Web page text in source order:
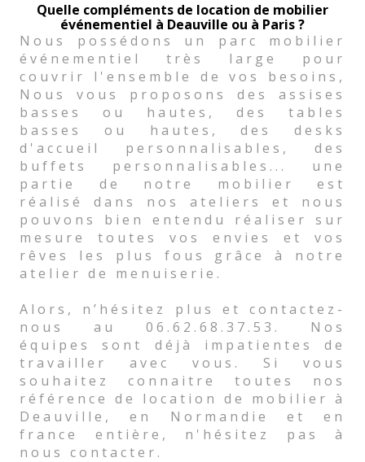
Quelle compléments de location de mobilier
événementiel à Deauville ou à Paris ?
Nous possédons un parc mobilier
événementiel très large pour
couvrir l'ensemble de vos besoins,
Nous vous proposons des assises
basses ou hautes, des tables
basses ou hautes, des desks
d'accueil personnalisables, des
buffets personnalisables... une
partie de notre mobilier est
réalisé dans nos ateliers et nous
pouvons bien entendu réaliser sur
mesure toutes vos envies et vos
rêves les plus fous grâce à notre
atelier de menuiserie.
Alors, n’hésitez plus et contactez-
nous au 06.62.68.37.53. Nos
équipes sont déjà impatientes de
travailler avec vous. Si vous
souhaitez connaitre toutes nos
référence de location de mobilier à
Deauville, en Normandie et en
france entière, n'hésitez pas à
nous contacter.